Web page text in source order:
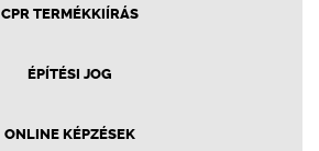
CPR TERMÉKKIÍRÁS
ÉPÍTÉSI JOG
ONLINE KÉPZÉSEK